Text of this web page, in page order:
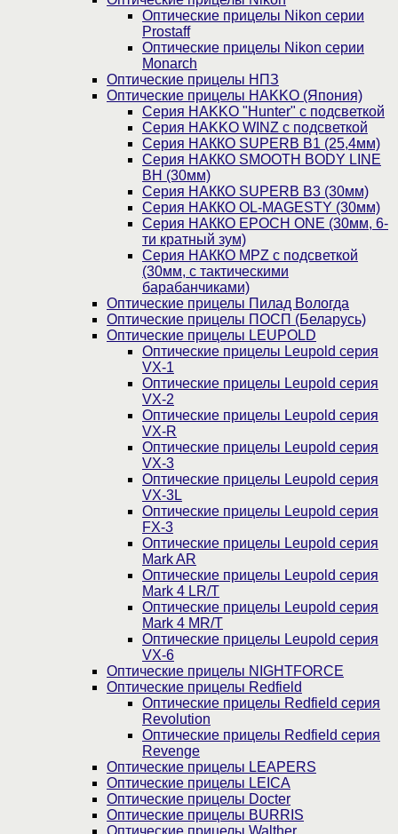
Оптические прицелы Nikon серии
Prostaff
Оптические прицелы Nikon серии
Monarch
Оптические прицелы НПЗ
Оптические прицелы HAKKO (Япония)
Cерия HAKKO "Hunter" с подсветкой
Серия НAKKO WINZ с подсветкой
Серия НАККО SUPERB B1 (25,4мм)
Серия НАККО SMOOTH BODY LINE
BH (30мм)
Серия НАККО SUPERB B3 (30мм)
Серия НАККО OL-MAGESTY (30мм)
Серия НАККО EPOCH ONE (30мм, 6-
ти кратный зум)
Серия НАККО MPZ с подсветкой
(30мм, c тактическими
барабанчиками)
Оптические прицелы Пилад Вологда
Оптические прицелы ПОСП (Беларусь)
Оптические прицелы LEUPOLD
Оптические прицелы Leupold серия
VX-1
Оптические прицелы Leupold серия
VX-2
Оптические прицелы Leupold серия
VX-R
Оптические прицелы Leupold серия
VX-3
Оптические прицелы Leupold серия
VX-3L
Оптические прицелы Leupold серия
FX-3
Оптические прицелы Leupold серия
Mark AR
Оптические прицелы Leupold серия
Mark 4 LR/T
Оптические прицелы Leupold серия
Mark 4 MR/T
Оптические прицелы Leupold серия
VX-6
Оптические прицелы NIGHTFORCE
Оптические прицелы Redfield
Оптические прицелы Redfield серия
Revolution
Оптические прицелы Redfield серия
Revenge
Оптические прицелы LEAPERS
Оптические прицелы LEICA
Оптические прицелы Docter
Оптические прицелы BURRIS